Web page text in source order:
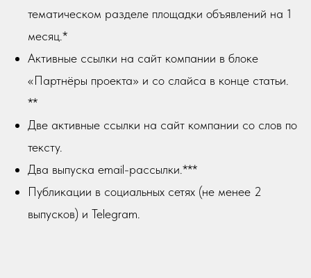
тематическом разделе площадки объявлений на 1
месяц.*
Активные ссылки на сайт компании в блоке
«Партнёры проекта» и со слайса в конце статьи.
**
Две активные ссылки на сайт компании со слов по
тексту.
Два выпуска email-рассылки.***
Публикации в социальных сетях (не менее 2
выпусков) и Telegram.